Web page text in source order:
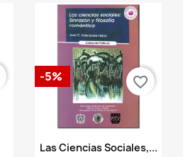
Vista rápida
Las Ciencias Sociales,...
-5% favorite_border